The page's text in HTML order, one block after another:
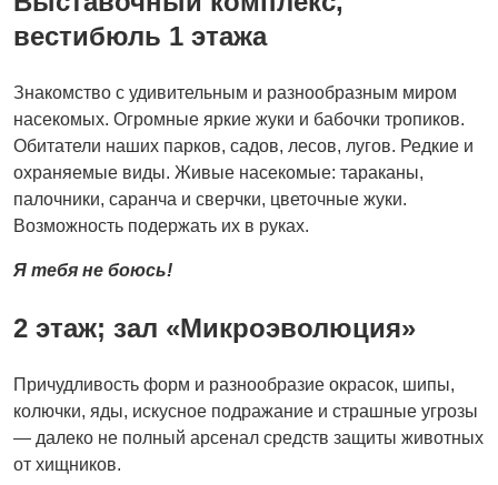
вестибюль 1 этажа
Знакомство с удивительным и разнообразным миром
насекомых. Огромные яркие жуки и бабочки тропиков.
Обитатели наших парков, садов, лесов, лугов. Редкие и
охраняемые виды. Живые насекомые: тараканы,
палочники, саранча и сверчки, цветочные жуки.
Возможность подержать их в руках.
Я тебя не боюсь!
2 этаж; зал «Микроэволюция»
Причудливость форм и разнообразие окрасок, шипы,
колючки, яды, искусное подражание и страшные угрозы
— далеко не полный арсенал средств защиты животных
от хищников.